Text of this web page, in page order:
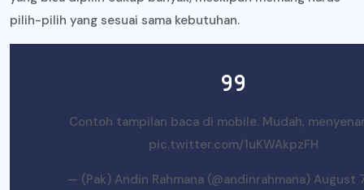
pilih-pilih yang sesuai sama kebutuhan.
Contoh tampilan baca di mobile. Mudah,
pic.twitter.com/1uKWAkpzFH
— (Pak) Andin Rahmana (@andinrahmana) August